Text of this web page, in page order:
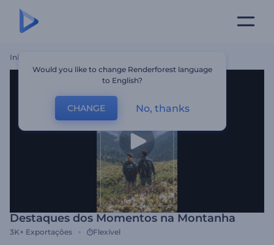
Início
Destaques dos Momentos na Montanha
3K+ Exportações Flexível
Would you like to change Renderforest language
to English?
CHANGE No, thanks